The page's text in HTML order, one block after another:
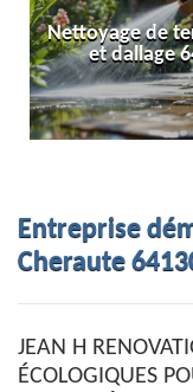
Peinture
muret,
boiserie,
Entreprise
Cheraute
JEAN H
ÉCOLOGIQUES